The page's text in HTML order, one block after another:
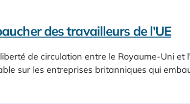
des travailleurs de l'UE
de circulation entre le Royaume-Uni et
sur les entreprises britanniques qui